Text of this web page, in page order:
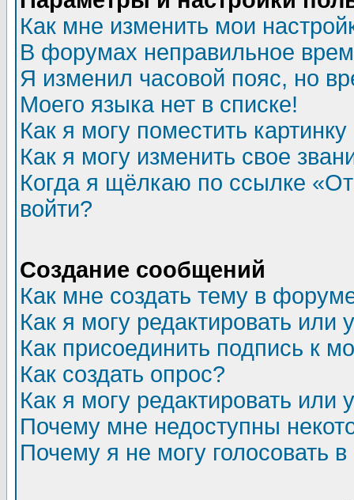
Как мне изменить мои
В форумах неправильное
Я изменил часовой пояс, но
Моего языка нет в списке!
Как я могу поместить
Как я могу изменить свое
Когда я щёлкаю по ссылке
войти?
Создание сообщений
Как мне создать тему в
Как я могу редактировать или
Как присоединить подпись к
Как создать опрос?
Как я могу редактировать или
Почему мне недоступны
Почему я не могу голосовать